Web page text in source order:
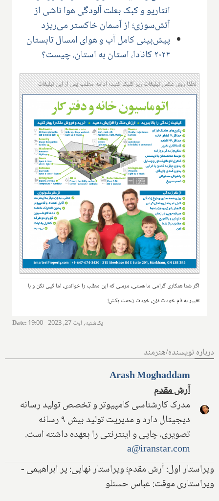
انتاریو و کبک بعلت آلودگی هوا ناشی از
آتش‌سوزی؛ از آسمان خاکستر می‌ریزد
پیش‌بینی کامل آب و هوای امسال تابستان
۲۰۲۳ کانادا، استان به استان، چیست؟
لطفا روی عکس تبلیغات زیر کلیک کنید؛ ادامه مطلب پس از این تبلیغات
اگر شما همکاری گرامی ما هستی، مرسی که این مطلب را خواندی، اما کپی نکن و با
تغییر به نام خودت نزن، خودت زحمت بکش!
Date: یک‌شنبه, اوت 27, 2023 - 19:00
درباره نویسنده/هنرمند
Arash Moghaddam
آرش مقدم
مدرک کارشناسی کامپیوتر و تخصص تولید رسانه
دیجیتال دارد و مدیریت تولید بیش ۹ رسانه
تصویری، چاپی و اینترنتی را بعهده داشته است.
a@iranstar.com
ویراستار اول: آرش مقدم؛ ویراستار نهایی: پر ابراهیمی -
ویراستاری موقت: عباس حسنلو